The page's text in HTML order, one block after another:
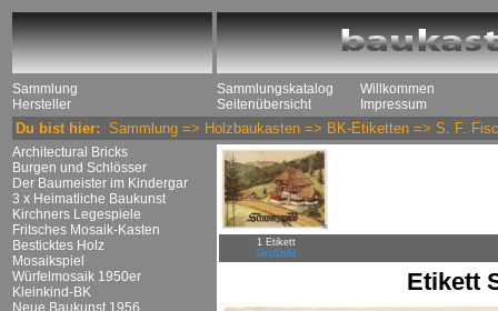
Sammlung
Hersteller
Sammlungskatalog
Seitenübersicht
Willkommen
Impressum
Du bist hier: Sammlung => Holzbaukasten => BK-Etiketten => S. F.
Architectural Bricks
Burgen und Schlösser
Der Baumeister im Kindergar
3 x Heimatliche Baukunst
Kirchners Legespiele
Fritsches Mosaik-Kasten
Besticktes Holz
Mosaikspiel
Würfelmosaik 1950er
Kleinkind-BK
Neue Baukunst 1956
1 Etikett
Großbild
Etikett